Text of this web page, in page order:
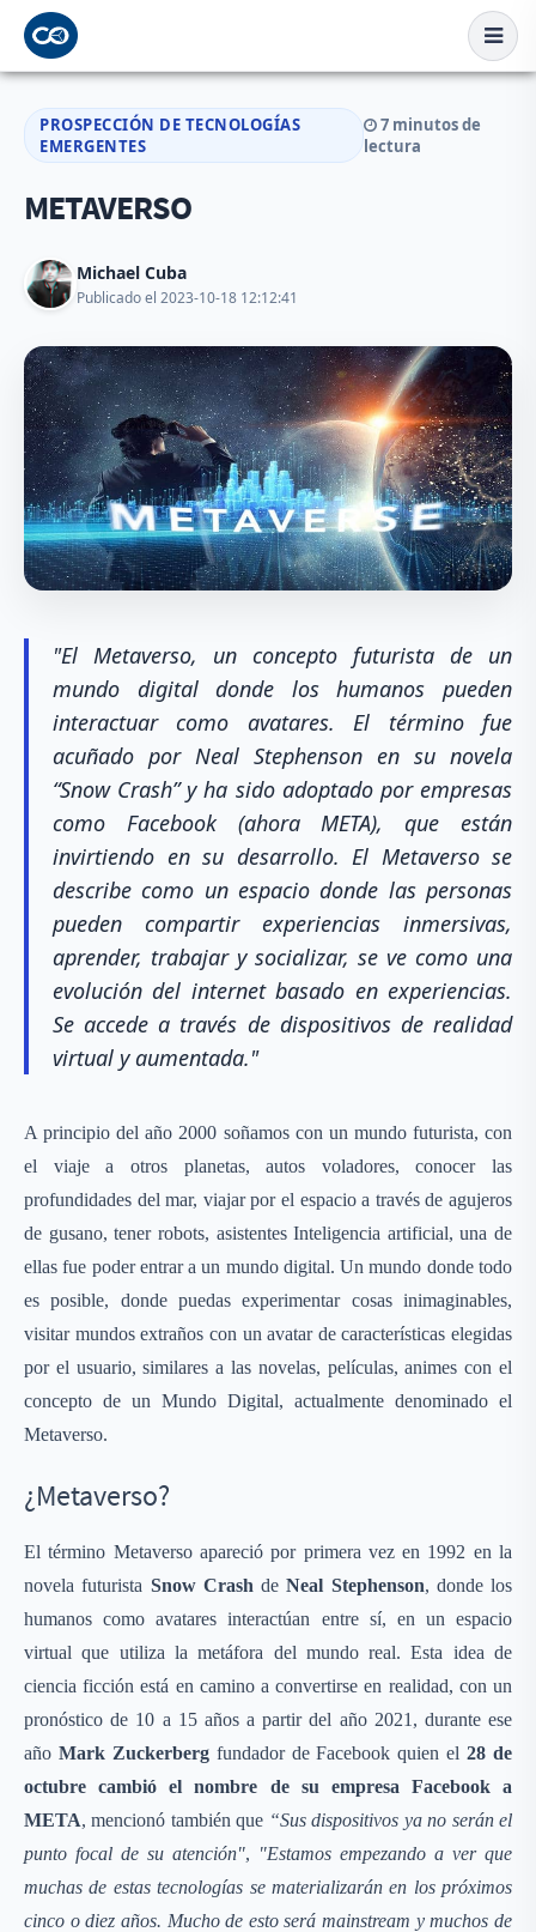
PROSPECCIÓN DE TECNOLOGÍAS
EMERGENTES
7 minutos de
lectura
METAVERSO
Michael Cuba
Publicado el 2023-10-18 12:12:41
"El Metaverso, un concepto futurista de un
mundo digital donde los humanos pueden
interactuar como avatares. El término fue
acuñado por Neal Stephenson en su novela
“Snow Crash” y ha sido adoptado por empresas
como Facebook (ahora META), que están
invirtiendo en su desarrollo. El Metaverso se
describe como un espacio donde las personas
pueden compartir experiencias inmersivas,
aprender, trabajar y socializar, se ve como una
evolución del internet basado en experiencias.
Se accede a través de dispositivos de realidad
virtual y aumentada."
A principio del año 2000 soñamos con un mundo futurista, con
el viaje a otros planetas, autos voladores, conocer las
profundidades del mar, viajar por el espacio a través de agujeros
de gusano, tener robots, asistentes Inteligencia artificial, una de
ellas fue poder entrar a un mundo digital. Un mundo donde todo
es posible, donde puedas experimentar cosas inimaginables,
visitar mundos extraños con un avatar de características elegidas
por el usuario, similares a las novelas, películas, animes con el
concepto de un Mundo Digital, actualmente denominado el
Metaverso.
¿Metaverso?
El término Metaverso apareció por primera vez en 1992 en la
novela futurista Snow Crash deNeal Stephenson, donde los
humanos como avatares interactúan entre sí, en un espacio
virtual que utiliza la metáfora del mundo real. Esta idea de
ciencia ficción está en camino a convertirse en realidad, con un
pronóstico de 10 a 15 años a partir del año 2021, durante ese
año Mark Zuckerberg fundador de Facebook quien el 28 de
octubre cambió el nombre de su empresa Facebook a
META, mencionó también que “Sus dispositivos ya no serán el
punto focal de su atención", "Estamos empezando a ver que
muchas de estas tecnologías se materializarán en los próximos
cinco o diez años. Mucho de esto será mainstream y muchos de